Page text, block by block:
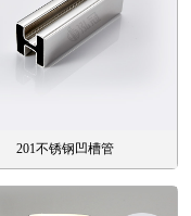
201不锈钢凹槽管